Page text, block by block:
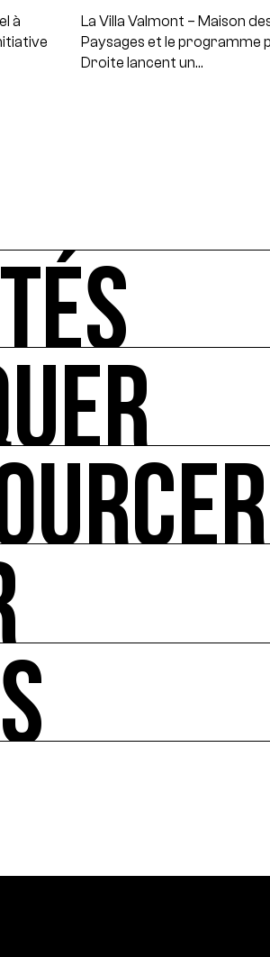
à
La Villa Valmont – Maison
Paysages et le programme
Droite lancent un…
rendez-vous de l'art et de
réduire ses impacts.
sur les enjeux croisés culture et
en France et dans le monde.